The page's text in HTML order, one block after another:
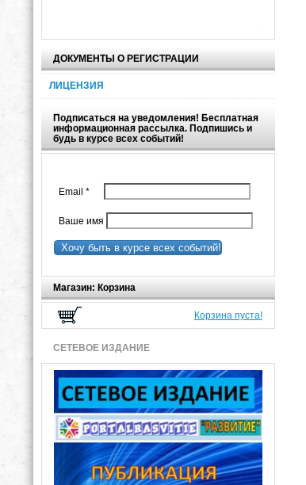
ДОКУМЕНТЫ О РЕГИСТРАЦИИ
ЛИЦЕНЗИЯ
Подписаться на уведомления! Бесплатная
информационная рассылка. Подпишись и
будь в курсе всех событий!
Email *
Ваше имя
Хочу быть в курсе всех событий!
Магазин: Корзина
Корзина пуста!
СЕТЕВОЕ ИЗДАНИЕ